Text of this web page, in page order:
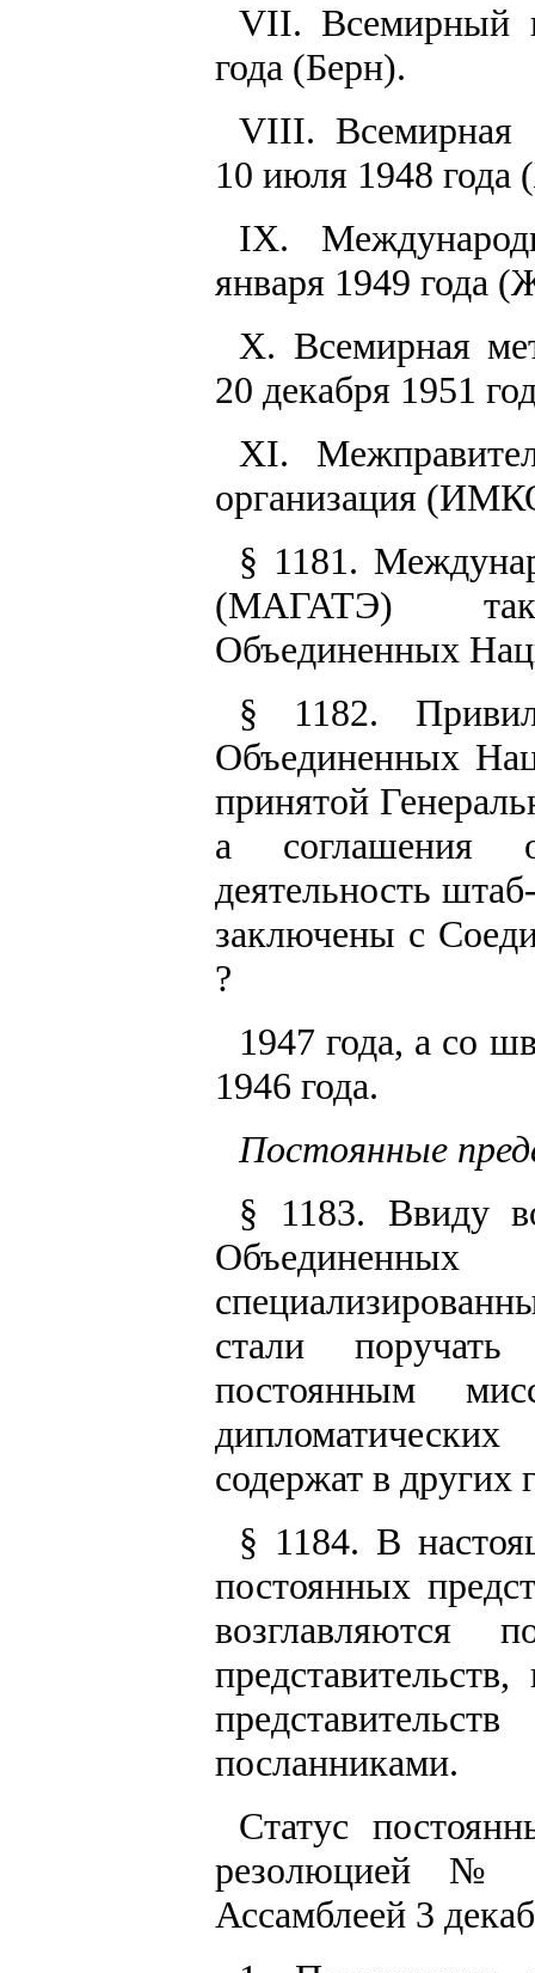
VII. Всемирный
года (Берн).
VIII. Всемирная
10 июля 1948 года
IX.
января 1949 года
X. Всемирная
20 декабря 1951
XI.
организация
§ 1181.
(МАГАТЭ)
Объединенных
§ 1182.
Объединенных
принятой
а соглашения
деятельность
заключены с
?
1947 года, а со
1946 года.
Постоянные
§ 1183. Ввиду
стали поручать
постоянным
содержат в других
§ 1184. В
постоянных
посланниками.
Статус
резолюцией №
Ассамблеей 3